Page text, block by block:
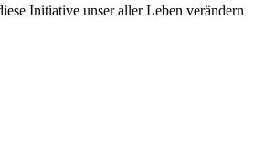
Initiative unser aller Leben verändern